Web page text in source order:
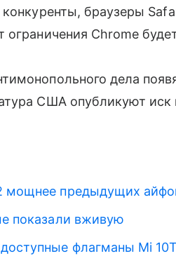
конкуренты, браузеры
Chrome
дела
США опубликуют иск
мощнее предыдущих
показали вживую
флагманы Mi 10T